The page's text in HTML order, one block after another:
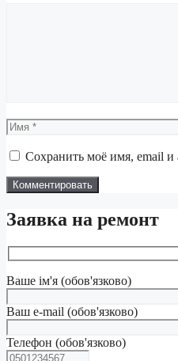
Имя
Сохранить моё имя, email и
Заявка на ремонт
Ваше ім'я (обов'язково)
Ваш e-mail (обов'язково)
Телефон (обов'язково)